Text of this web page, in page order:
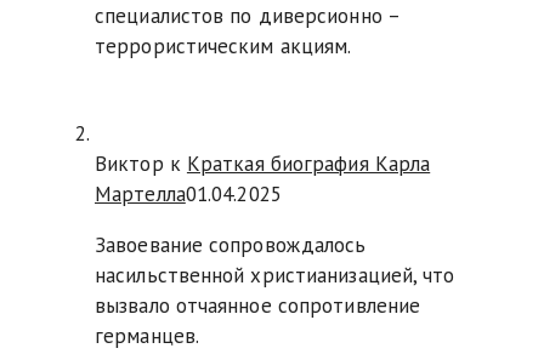
специалистов по диверсионно –
террористическим акциям.
Виктор к Краткая биография Карла
Мартелла01.04.2025
Завоевание сопровождалось
насильственной христианизацией, что
вызвало отчаянное сопротивление
германцев.